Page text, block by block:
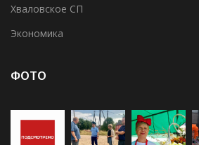
Усадищенское СП
Хваловское СП